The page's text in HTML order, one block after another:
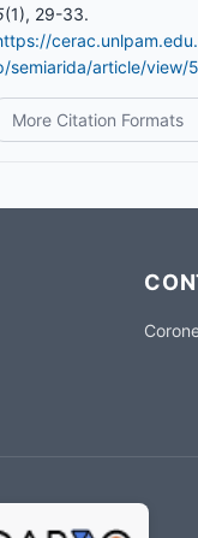
(1), 29-33.
semiarida/article/view/
More Citation Formats